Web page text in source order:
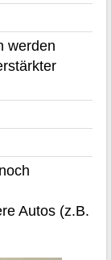
werden
Autos (z.B.